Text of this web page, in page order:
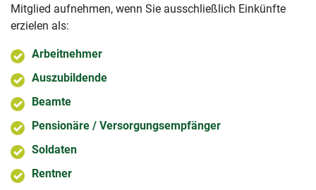
Mitglied aufnehmen, wenn Sie ausschließlich Einkünfte
erzielen als:
Arbeitnehmer
Auszubildende
Beamte
Pensionäre / Versorgungsempfänger
Soldaten
Rentner